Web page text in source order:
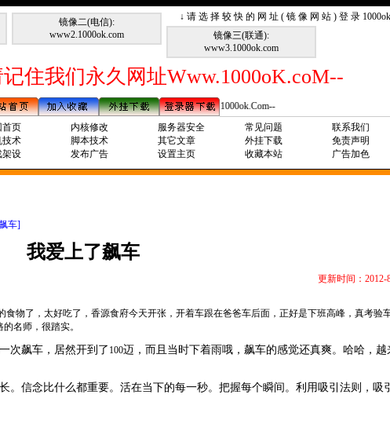
↓ 请 选 择 较 快 的 网 址 ( 镜 像 网 站 ) 登 录
镜像二(电信):
www2.1000ok.com
镜像三(联通):
www3.1000ok.com
住我们永久网址Www.1000oK.coM--
--请记住我们永久网址Www.1000ok.Com--
首页
内核修改 服务器安全 常见问题
联系我们
技术
脚本技术 其它文章 外挂下载
免责声明
架设
发布广告 设置主页 收藏本站 广告加色
车]
我爱上了飙车
更新时间：2012-
物了，太好吃了，香源食府今天开张，开着车跟在爸爸车后面，正好是下班高峰，真考验
名师，很踏实。
次飙车，居然开到了 100迈，而且当时下着雨哦，飙车的感觉还真爽。哈哈，越
。信念比什么都重要。活在当下的每一秒。把握每个瞬间。利用吸引法则，吸